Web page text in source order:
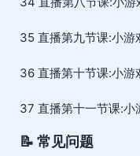
35 直播第九节课:小
36 直播第十节课:小
37 直播第十一节课:
📝 常见问题